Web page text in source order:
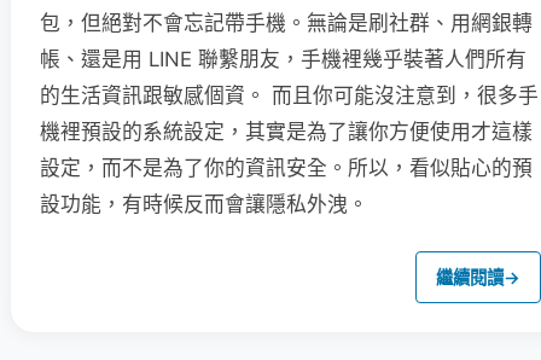
包，但絕對不會忘記帶手機。無論是刷社群、用網銀轉
帳、還是用 LINE 聯繫朋友，手機裡幾乎裝著人們所有
的生活資訊跟敏感個資。 而且你可能沒注意到，很多手
機裡預設的系統設定，其實是為了讓你方便使用才這樣
設定，而不是為了你的資訊安全。所以，看似貼心的預
設功能，有時候反而會讓隱私外洩。
繼續閱讀→